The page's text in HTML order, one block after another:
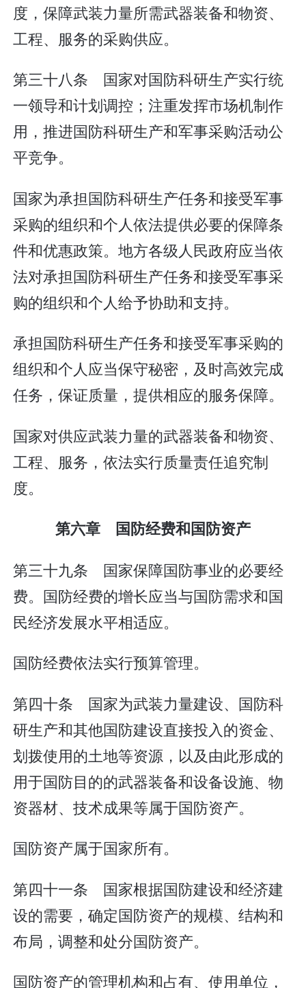
度，保障武装力量所需武器装备和物资、
工程、服务的采购供应。
第三十八条 国家对国防科研生产实行统
一领导和计划调控；注重发挥市场机制作
用，推进国防科研生产和军事采购活动公
平竞争。
国家为承担国防科研生产任务和接受军事
采购的组织和个人依法提供必要的保障条
件和优惠政策。地方各级人民政府应当依
法对承担国防科研生产任务和接受军事采
购的组织和个人给予协助和支持。
承担国防科研生产任务和接受军事采购的
组织和个人应当保守秘密，及时高效完成
任务，保证质量，提供相应的服务保障。
国家对供应武装力量的武器装备和物资、
工程、服务，依法实行质量责任追究制
度。
第六章 国防经费和国防资产
第三十九条 国家保障国防事业的必要经
费。国防经费的增长应当与国防需求和国
民经济发展水平相适应。
国防经费依法实行预算管理。
第四十条 国家为武装力量建设、国防科
研生产和其他国防建设直接投入的资金、
划拨使用的土地等资源，以及由此形成的
用于国防目的的武器装备和设备设施、物
资器材、技术成果等属于国防资产。
国防资产属于国家所有。
第四十一条 国家根据国防建设和经济建
设的需要，确定国防资产的规模、结构和
布局，调整和处分国防资产。
国防资产的管理机构和占有、使用单位，